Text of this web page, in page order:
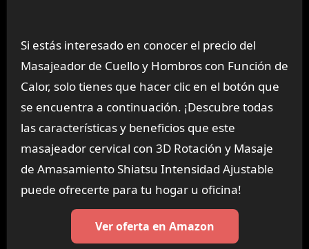
Si estás interesado en conocer el precio del
Masajeador de Cuello y Hombros con Función de
Calor, solo tienes que hacer clic en el botón que
se encuentra a continuación. ¡Descubre todas
las características y beneficios que este
masajeador cervical con 3D Rotación y Masaje
de Amasamiento Shiatsu Intensidad Ajustable
puede ofrecerte para tu hogar u oficina!
Ver oferta en Amazon